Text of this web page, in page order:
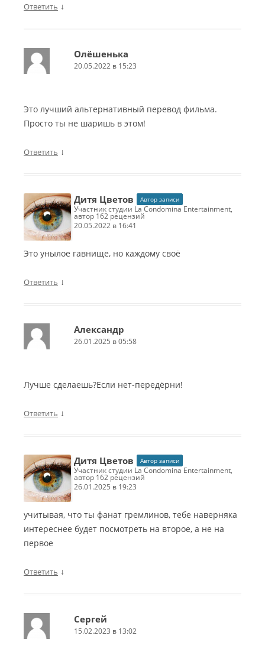
Ответить ↓
Олёшенька
20.05.2022 в 15:23
Это лучший альтернативный перевод фильма.
Просто ты не шаришь в этом!
Ответить ↓
Дитя Цветов Автор записи
участник студии La Condomina Entertainment,
автор 162 рецензий
20.05.2022 в 16:41
Это унылое гавнище, но каждому своё
Ответить ↓
Александр
26.01.2025 в 05:58
Лучше сделаешь?Если нет-передёрни!
Ответить ↓
Дитя Цветов Автор записи
участник студии La Condomina Entertainment,
автор 162 рецензий
26.01.2025 в 19:23
учитывая, что ты фанат гремлинов, тебе наверняка
интереснее будет посмотреть на второе, а не на
первое
Ответить ↓
Сергей
15.02.2023 в 13:02